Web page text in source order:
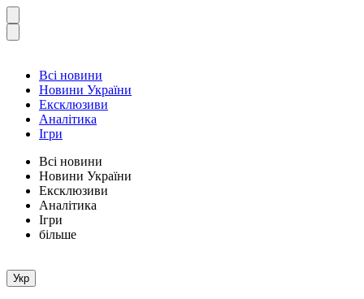
Всі новини
Новини України
Ексклюзиви
Аналітика
Ігри
Всі новини
Новини України
Ексклюзиви
Аналітика
Ігри
більше
Укр